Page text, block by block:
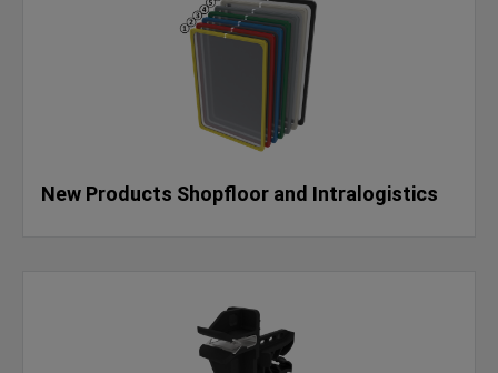
New Products Shopfloor and Intralogistics